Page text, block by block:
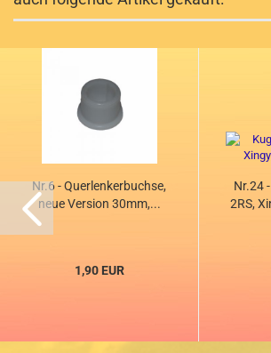
Nr.6 - Querlenkerbuchse,
neue Version 30mm,...
1,90 EUR
Nr.24
2RS,